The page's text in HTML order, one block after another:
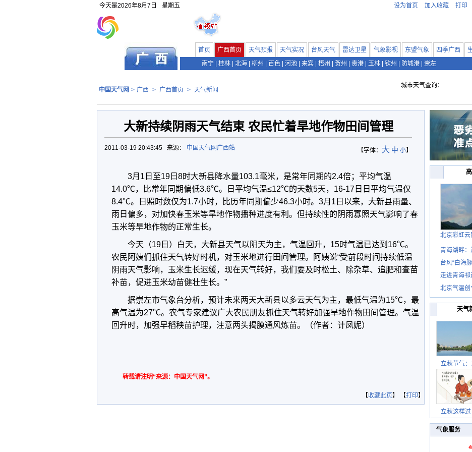
今天是2026年8月7日 星期五 设为首页 加入收藏 打印
首页 广西首页 天气预报 天气实况 台风天气 雷达卫星 气象影视 东盟气象 四季广西
南宁
桂林 北海 柳州 百色 河池 来宾 梧州 贺州 贵港 玉林 钦州 防城港 崇左
中国天气网 > 广西 > 广西首页 > 天气新闻
城市天气查询：
大新持续阴雨天气结束 农民忙着旱地作物田间管理
【字体： 大 中 小】
2011-03-19 20:43:45 来源： 中国天气网广西站
3月1日至19日8时大新县降水量103.1毫米，是常年同期的2.4倍；平均气温
14.0℃，比常年同期偏低3.6℃。日平均气温≤12℃的天数5天，16-17日日平均气温仅
8.4℃。日照时数仅为1.7小时，比历年同期偏少46.3小时。3月1日以来，大新县雨量、
雨日偏多，对加快春玉米等旱地作物播种进度有利。但持续性的阴雨寡照天气影响了春
玉米等旱地作物的正常生长。
今天（19日）白天，大新县天气以阴天为主，气温回升，15时气温已达到16℃。
农民阿姨们抓住天气转好时机，对玉米地进行田间管理。阿姨说“受前段时间持续低温
阴雨天气影响，玉米生长迟缓，现在天气转好，我们要及时松土、除杂草、追肥和查苗
补苗，促进玉米幼苗健壮生长。”
据崇左市气象台分析，预计未来两天大新县以多云天气为主，最低气温为15℃，最
高气温为27℃。农气专家建议广大农民朋友抓住天气转好加强旱地作物田间管理。气温
回升时，加强早稻秧苗护理，注意两头揭膜通风炼苗。（作者：计凤妮）
转载请注明“来源：中国天气网”。
【收藏此页】 【打印】
北京彩虹
青海湖畔
台风“白海
走进青海祁
北京气温创
天气
立秋节气：
立秋这样过
气象服务